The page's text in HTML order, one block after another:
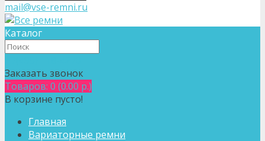
mail@vse-remni.ru
Каталог
Заказать звонок
Товаров: 0 (0.00 р.)
В корзине пусто!
Главная
Вариаторные ремни